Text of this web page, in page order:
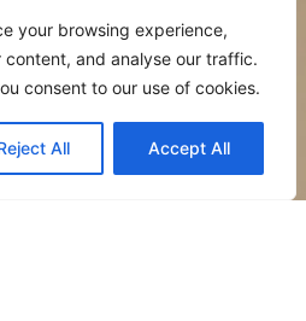
your browsing experience,
content, and analyse our traffic.
consent to our use of cookies.
All Accept All